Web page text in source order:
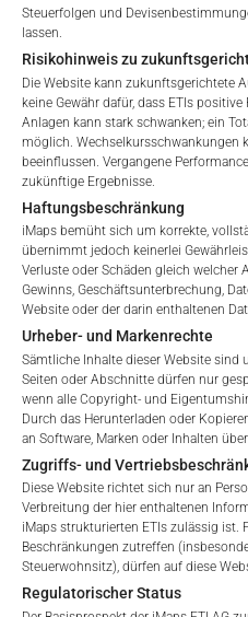
Steuerfolgen und
lassen.
Risikohinweis zu
Die Website kann zukunftsgerichtete
keine Gewähr dafür, dass ETIs
Anlagen kann stark schwanken; ein
möglich. Wechselkursschwankungen
beeinflussen. Vergangene
zukünftige Ergebnisse.
Haftungsbeschränkung
iMaps bemüht sich um korrekte,
übernimmt jedoch keinerlei
Verluste oder Schäden gleich welcher
Gewinns, Geschäftsunterbrechung,
Website oder der darin enthaltenen
Urheber- und Markenrechte
Sämtliche Inhalte dieser Website sind
Seiten oder Abschnitte dürfen nur
wenn alle Copyright- und
Durch das Herunterladen oder
an Software, Marken oder Inhalten
Zugriffs- und
Diese Website richtet sich nur an
Verbreitung der hier enthaltenen
iMaps strukturierten ETIs zulässig ist.
Beschränkungen zutreffen
Steuerwohnsitz), dürfen auf diese
Regulatorischer Status
Ein öffentliches Angebot für
kein verwaltetes Vermögen –
Grenzen, die der private
Können ETIs also an
werden?
Ja – wenn sie es sind:
Genehmigt für das
Privatkunden
Eingetragen bei
Über bestehende
Flüssig auf täglicher
Wenn Sie prüfen möchten,
einen Börsengang geeignet
Gespräch mit Ihnen.
Starten sie